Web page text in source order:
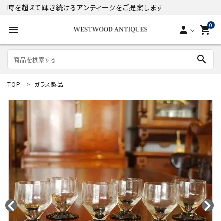
時を超えて輝き続けるアンティークをご提案します
menu person 0
shopping_cart
search
ACCOUNT MENU
ようこそ ゲスト 様
meeting_room ログイン person 新規会員登録
商品
コンテンツ
TOP ガラス製品